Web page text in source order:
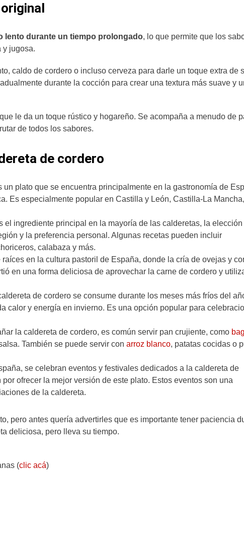
lento durante un tiempo prolongado, lo que permite que los
y jugosa.
caldo de cordero o incluso cerveza para darle un toque extra de
durante la cocción para crear una textura más suave y
le da un toque rústico y hogareño. Se acompaña a menudo de
de todos los sabores.
de cordero
un plato que se encuentra principalmente en la gastronomía de
Es especialmente popular en Castilla y León, Castilla-La Mancha,
el ingrediente principal en la mayoría de las calderetas, la
y la preferencia personal. Algunas recetas pueden incluir
calabaza y más.
en la cultura pastoril de España, donde la cría de ovejas y
en una forma deliciosa de aprovechar la carne de cordero y
de cordero se consume durante los meses más fríos del
calor y energía en invierno. Es una opción popular para
la caldereta de cordero, es común servir pan crujiente, como
También se puede servir con arroz blanco, patatas cocidas o
se celebran eventos y festivales dedicados a la caldereta de
ofrecer la mejor versión de este plato. Estos eventos son una
de la caldereta.
pero antes quería advertirles que es importante tener paciencia
deliciosa, pero lleva su tiempo.
(clic acá)